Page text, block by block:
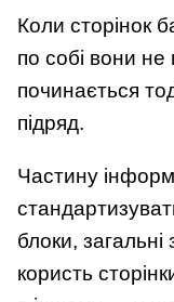
Коли сторінок
по собі вони
починається
підряд.
Частину
блоки, загальні
користь